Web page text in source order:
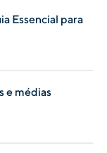
Essencial para
e médias